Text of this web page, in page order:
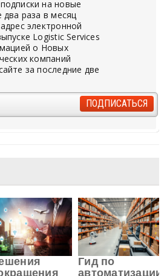
на новые
раза в месяц
электронной
Logistic Services
о Новых
компаний
за последние две
Гид по
автоматизации